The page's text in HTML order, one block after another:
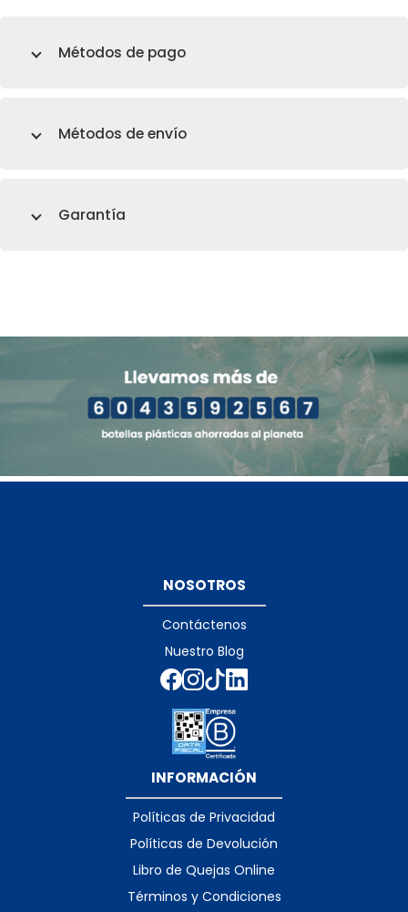
Métodos de pago
Métodos de envío
Garantía
NOSOTROS
Contáctenos
Nuestro Blog
INFORMACIÓN
Políticas de Privacidad
Políticas de Devolución
Libro de Quejas Online
Términos y Condiciones